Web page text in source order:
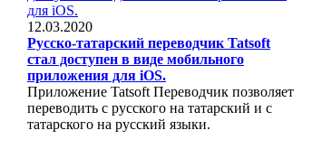
12.03.2020
Русско-татарский переводчик Tatsoft
стал доступен в виде мобильного
приложения для iOS.
Приложение Tatsoft Переводчик позволяет
переводить с русского на татарский и с
татарского на русский языки.